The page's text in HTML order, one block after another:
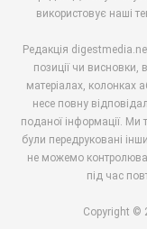
використовує наші
Редакція
позиції чи висновки,
матеріалах, колонках
несе повну
поданої інформації. Ми
були передруковані
не можемо
під час
Copyright ©